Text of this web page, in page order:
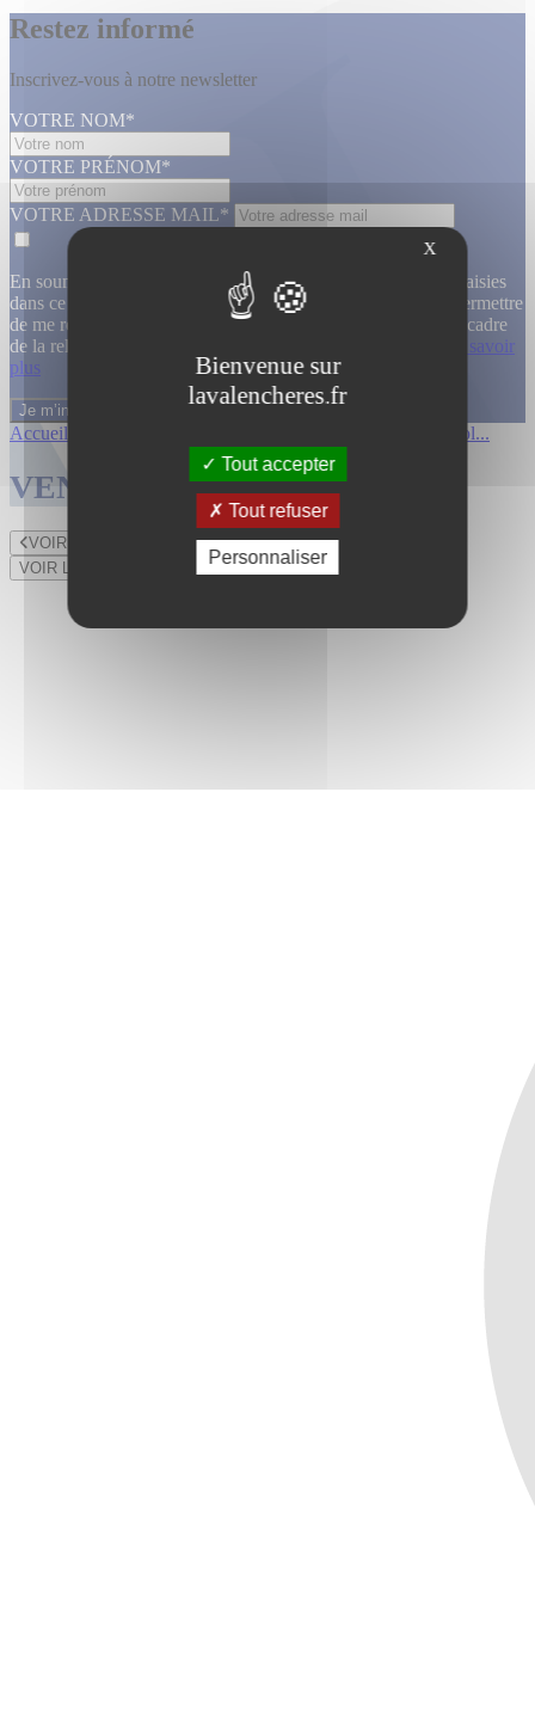
Restez informé
Inscrivez-vous à notre newsletter
VOTRE NOM*
VOTRE PRÉNOM*
VOTRE ADRESSE MAIL*
En soumettant ce formulaire, j’accepte que les informations saisies
dans ce formulaire soient utilisées, exploitées, traitées pour permettre
de me recontacter, pour m’envoyer des informations, dans le cadre
de la relation commerciale qui découle de cette demande.
En savoir
plus
Accueil Archeologie col...
VENTES TERMINÉES
VOIR LE LOT PRÉCÉDENT
VOIR LE LOT SUIVANT
X
Bienvenue sur
lavalencheres.fr
Tout accepter
Tout refuser
Personnaliser